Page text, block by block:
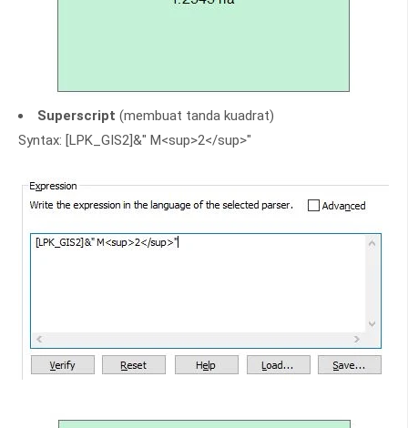
Superscript (membuat tanda kuadrat)
Syntax: [LPK_GIS2]&" M<sup>2</sup>"